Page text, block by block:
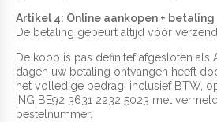
Artikel 4: Online aankopen + betaling
De betaling gebeurt altijd vóór
De koop is pas definitef afgesloten als
dagen uw betaling ontvangen heeft
het volledige bedrag, inclusief BTW,
ING BE92 3631 2232 5023 met
bestelnummer.